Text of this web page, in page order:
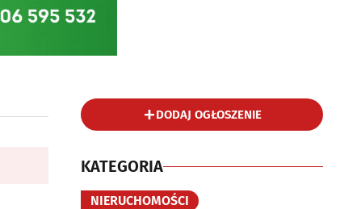
DODAJ OGŁOSZENIE
KATEGORIA
NIERUCHOMOŚCI